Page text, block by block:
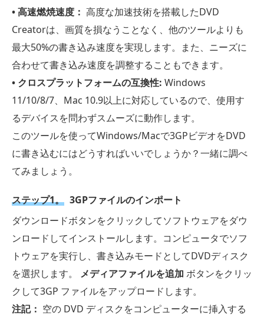
• 高速燃焼速度： 高度な加速技術を搭載したDVD
Creatorは、画質を損なうことなく、他のツールよりも
最大50%の書き込み速度を実現します。また、ニーズに
合わせて書き込み速度を調整することもできます。
• クロスプラットフォームの互換性: Windows
11/10/8/7、Mac 10.9以上に対応しているので、使用す
るデバイスを問わずスムーズに動作します。
このツールを使ってWindows/Macで3GPビデオをDVD
に書き込むにはどうすればいいでしょうか？一緒に調べ
てみましょう。
ステップ1。 3GPファイルのインポート
ダウンロードボタンをクリックしてソフトウェアをダウ
ンロードしてインストールします。コンピュータでソフ
トウェアを実行し、書き込みモードとしてDVDディスク
を選択します。 メディアファイルを追加 ボタンをクリッ
クして3GP ファイルをアップロードします。
注記： 空の DVD ディスクをコンピューターに挿入する